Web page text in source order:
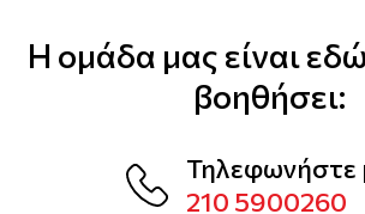
Η ομάδα μας είναι
βοηθήσει:
Τηλεφωνήστε
210 5900260